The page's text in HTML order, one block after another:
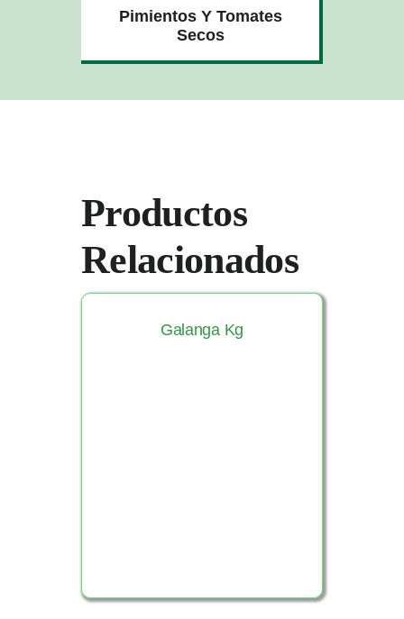
Pimientos Y Tomates
Secos
Productos
Relacionados
Galanga Kg